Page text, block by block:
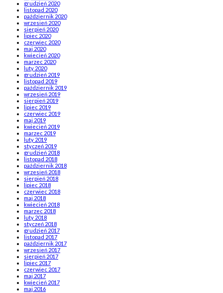
grudzień 2020
listopad 2020
październik 2020
wrzesień 2020
sierpień 2020
lipiec 2020
czerwiec 2020
maj 2020
kwiecień 2020
marzec 2020
luty 2020
grudzień 2019
listopad 2019
październik 2019
wrzesień 2019
sierpień 2019
lipiec 2019
czerwiec 2019
maj 2019
kwiecień 2019
marzec 2019
luty 2019
styczeń 2019
grudzień 2018
listopad 2018
październik 2018
wrzesień 2018
sierpień 2018
lipiec 2018
czerwiec 2018
maj 2018
kwiecień 2018
marzec 2018
luty 2018
styczeń 2018
grudzień 2017
listopad 2017
październik 2017
wrzesień 2017
sierpień 2017
lipiec 2017
czerwiec 2017
maj 2017
kwiecień 2017
maj 2016